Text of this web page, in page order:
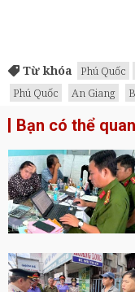
Từ khóa Phú Quốc
Phú Quốc
An Giang
Bạn có thể